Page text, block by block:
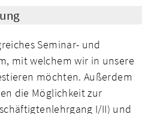
Seminar- und
mit welchem wir in unsere
möchten. Außerdem
die Möglichkeit zur
I/II) und